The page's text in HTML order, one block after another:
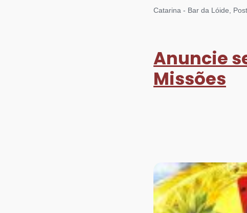
Catarina - Bar da Lóide,
Anuncie
Missões